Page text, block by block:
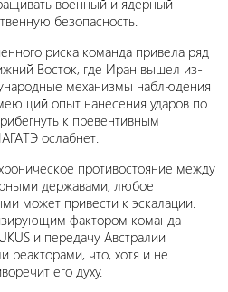
военный и ядерный
безопасность.
риска команда привела ряд
Восток, где Иран вышел из-
механизмы наблюдения
опыт нанесения ударов по
к превентивным
ослабнет.
противостояние между
державами, любое
может привести к эскалации.
фактором команда
и передачу Австралии
реакторами, что, хотя и не
его духу.